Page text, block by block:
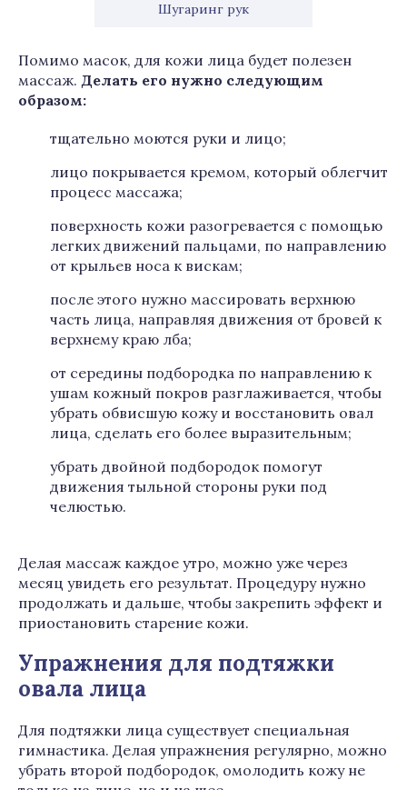
Шугаринг рук
Помимо масок, для кожи лица будет полезен
массаж. Делать его нужно следующим
образом:
тщательно моются руки и лицо;
лицо покрывается кремом, который облегчит
процесс массажа;
поверхность кожи разогревается с помощью
легких движений пальцами, по направлению
от крыльев носа к вискам;
после этого нужно массировать верхнюю
часть лица, направляя движения от бровей к
верхнему краю лба;
от середины подбородка по направлению к
ушам кожный покров разглаживается, чтобы
убрать обвисшую кожу и восстановить овал
лица, сделать его более выразительным;
убрать двойной подбородок помогут
движения тыльной стороны руки под
челюстью.
Делая массаж каждое утро, можно уже через
месяц увидеть его результат. Процедуру нужно
продолжать и дальше, чтобы закрепить эффект и
приостановить старение кожи.
Упражнения для подтяжки
овала лица
Для подтяжки лица существует специальная
гимнастика. Делая упражнения регулярно, можно
убрать второй подбородок, омолодить кожу не